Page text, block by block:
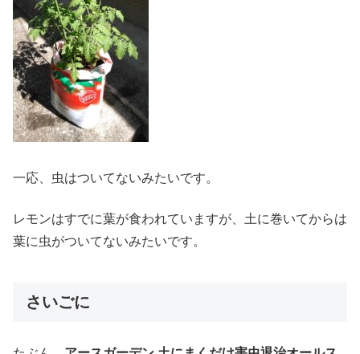
一応、虫はついてないみたいです。
レモンはすでに葉が食われていますが、土に巻いてからは
葉に虫がついてないみたいです。
さいごに